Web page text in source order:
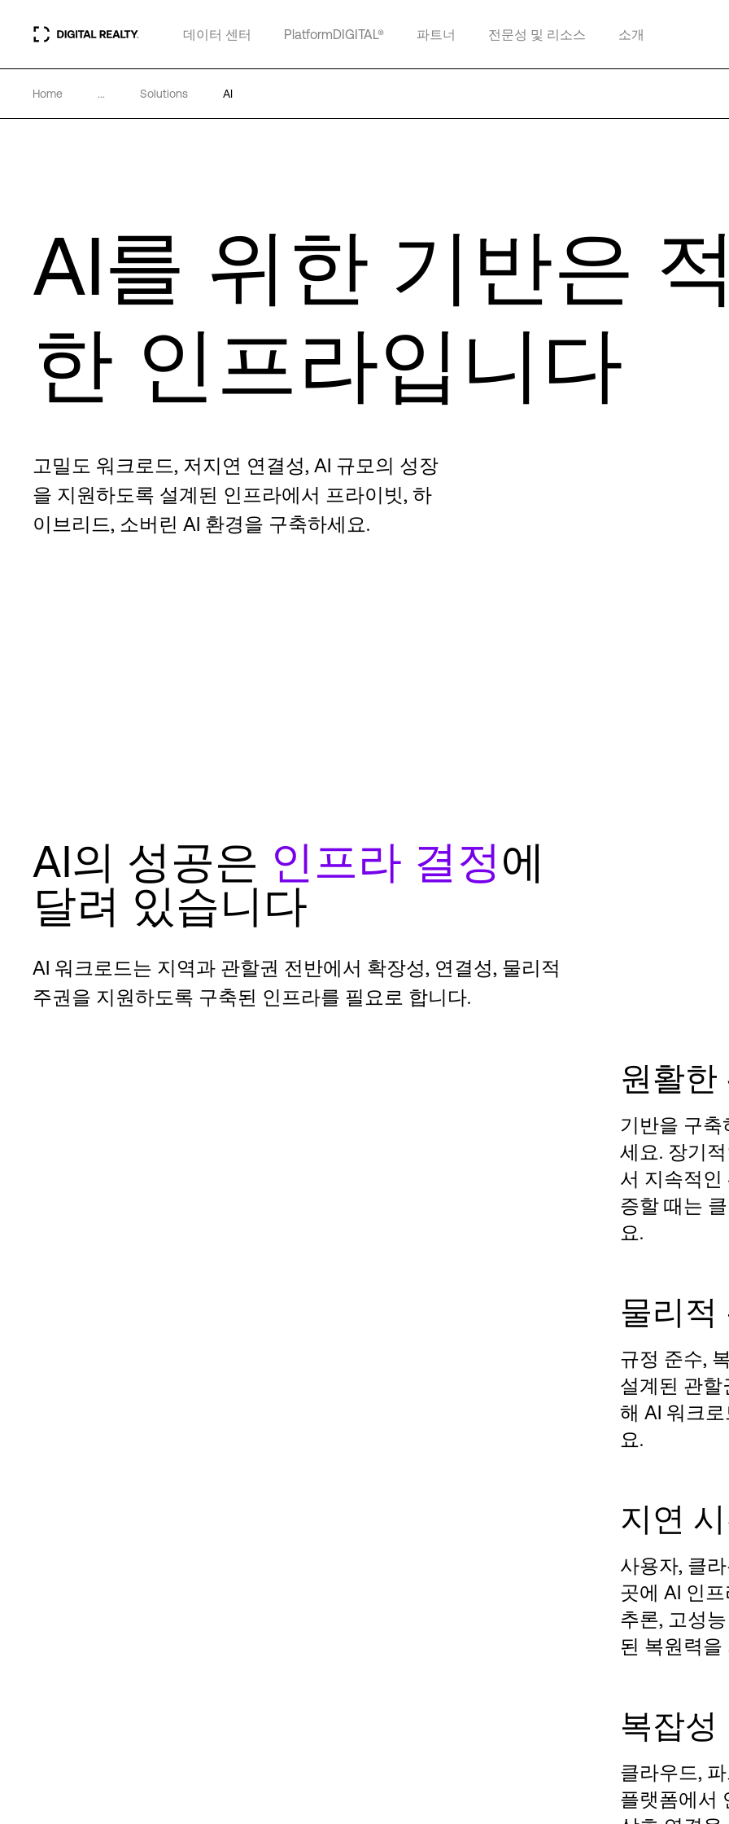
데이터 센터 PlatformDIGITAL® 파트너 전문성 및 리소스 소개
Home ... Solutions AI
AI를 위한 기반은
한 인프라입니다
고밀도 워크로드, 저지연 연결성, AI 규모의 성장
을 지원하도록 설계된 인프라에서 프라이빗, 하
이브리드, 소버린 AI 환경을 구축하세요.
AI의 성공은 인프라 결정에
달려 있습니다
AI 워크로드는 지역과 관할권 전반에서 확장성, 연결성, 물리적
주권을 지원하도록 구축된 인프라를 필요로 합니다.
원활한
기반을 구축
세요. 장기
서 지속적인
증할 때는
요.
물리적
규정 준수,
설계된 관
해 AI 워크
요.
지연
사용자, 클
곳에 AI 인
추론, 고성
된 복원력을
복잡성
클라우드,
플랫폼에서